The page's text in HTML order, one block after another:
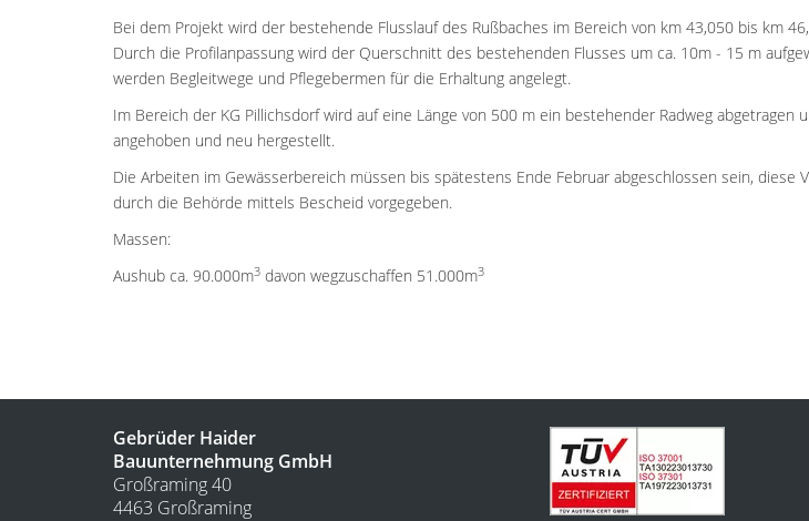
Bei dem Projekt wird der bestehende Flusslauf des Rußbaches im Bereich von km 43,050 bis km
Durch die Profilanpassung wird der Querschnitt des bestehenden Flusses um ca. 10m - 15 m
werden Begleitwege und Pflegebermen für die Erhaltung angelegt.
Im Bereich der KG Pillichsdorf wird auf eine Länge von 500 m ein bestehender Radweg abgetragen
angehoben und neu hergestellt.
Die Arbeiten im Gewässerbereich müssen bis spätestens Ende Februar abgeschlossen sein, diese
durch die Behörde mittels Bescheid vorgegeben.
Massen:
Aushub ca. 90.000m3 davon wegzuschaffen 51.000m3
Gebrüder Haider
Bauunternehmung GmbH
Großraming 40
4463 Großraming